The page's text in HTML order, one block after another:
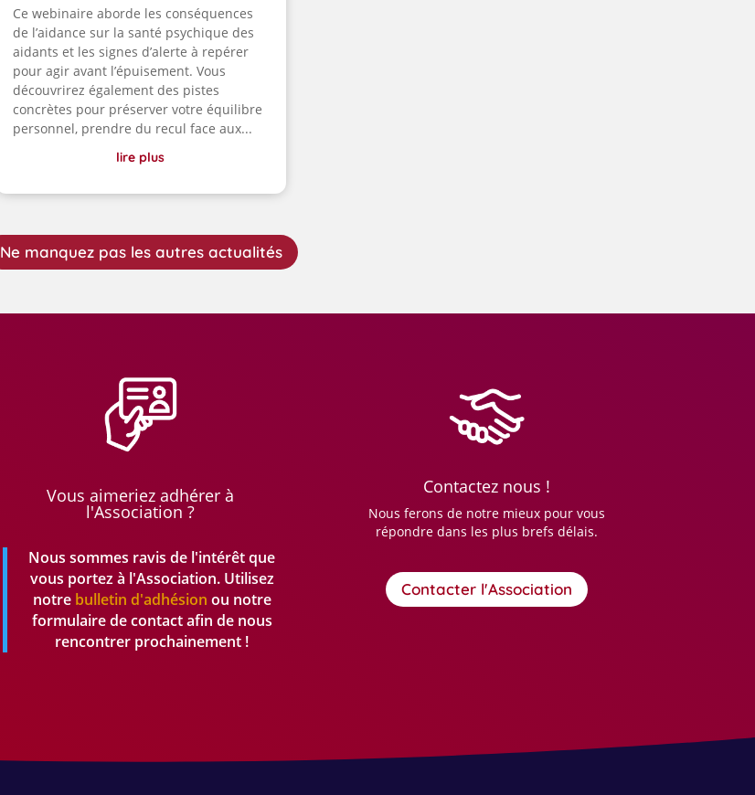
Ce webinaire aborde les conséquences
de l’aidance sur la santé psychique des
aidants et les signes d’alerte à repérer
pour agir avant l’épuisement. Vous
découvrirez également des pistes
concrètes pour préserver votre équilibre
personnel, prendre du recul face aux...
lire plus
Ne manquez pas les autres actualités
Vous aimeriez adhérer à
l'Association ?
Nous sommes ravis de l'intérêt que
vous portez à l'Association. Utilisez
notrebulletin d'adhésion ou notre
formulaire de contact afin de nous
rencontrer prochainement !
Contactez nous !
Nous ferons de notre mieux pour vous
répondre dans les plus brefs délais.
Contacter l'Association